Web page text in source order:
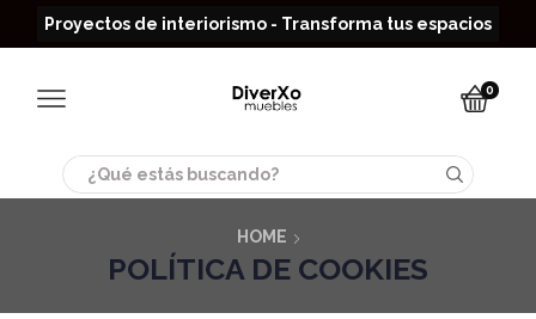
Proyectos de interiorismo - Transforma tus espacios
0
Search
HOME
POLÍTICA DE COOKIES